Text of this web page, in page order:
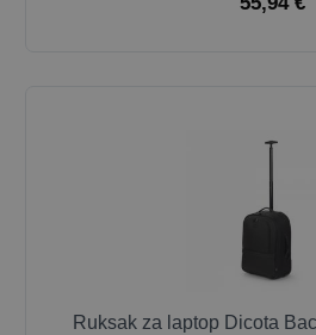
Ruksak za laptop Dicota